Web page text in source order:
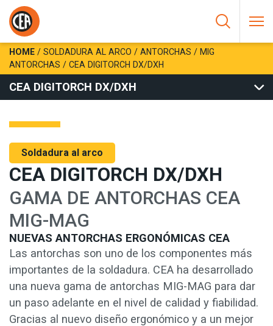
Saltar al contenido
HOME / SOLDADURA AL ARCO / ANTORCHAS / MIG
ANTORCHAS / CEA DIGITORCH DX/DXH
CEA DIGITORCH DX/DXH
Soldadura al arco
CEA DIGITORCH DX/DXH
GAMA DE ANTORCHAS CEA
MIG-MAG
NUEVAS ANTORCHAS ERGONÓMICAS CEA
Las antorchas son uno de los componentes más
importantes de la soldadura. CEA ha desarrollado
una nueva gama de antorchas MIG-MAG para dar
un paso adelante en el nivel de calidad y fiabilidad.
Gracias al nuevo diseño ergonómico y a un mejor